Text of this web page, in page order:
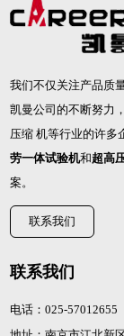
我们不仅关注产品质
凯曼公司的不断努力
压缩 机等行业的许多
劳一体试验机和超高
案。
联系我们
联系我们
电话：025-57012655